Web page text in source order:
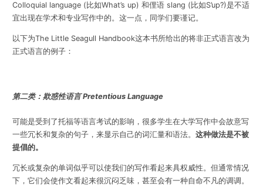
Colloquial language ( 比如What’s up) 和俚语slang ( 比如S’up?)是不适
宜出现在学术和专业写作中的。这一点，同学们要谨记。
以下为The Little Seagull Handbook这本书所给出的将非正式语言改为
正式语言的例子：
第二类：欺惑性语言 Pretentious Language
可能是受到了托福等语言考试的影响，很多学生在大学写作中会故意写
一些冗长和复杂的句子，来显示自己的词汇量和语法。 这种做法是不被
提倡的。
冗长或复杂的单词似乎可以使我们的写作看起来具权威性。但通常情况
下，它们会使作文看起来很沉闷乏味，甚至会有一种自命不凡的调调。